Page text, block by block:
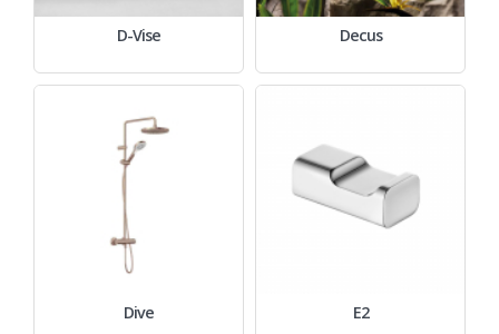
D-Vise Decus
Dive E2